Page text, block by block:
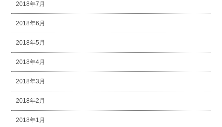
2018年7月
2018年6月
2018年5月
2018年4月
2018年3月
2018年2月
2018年1月